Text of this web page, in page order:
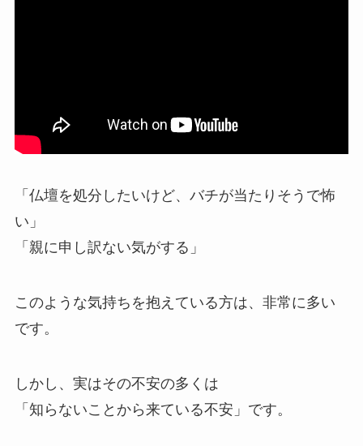
「仏壇を処分したいけど、バチが当たりそうで怖
い」
「親に申し訳ない気がする」
このような気持ちを抱えている方は、非常に多い
です。
しかし、実はその不安の多くは
「知らないことから来ている不安」です。